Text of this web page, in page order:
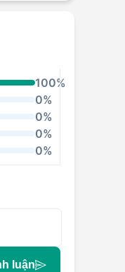
100%
0%
0%
0%
0%
luận